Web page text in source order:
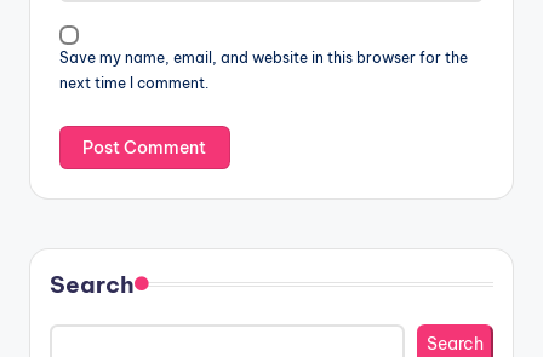
Save my name, email, and website in this browser for the
next time I comment.
Search
Search